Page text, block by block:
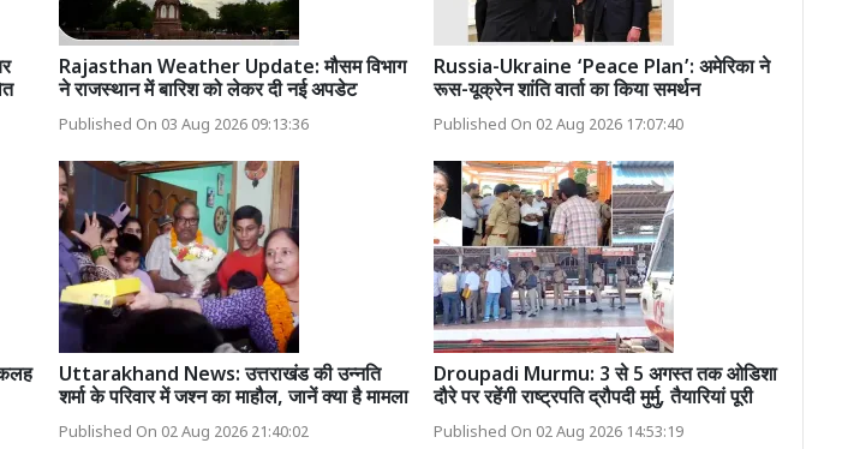
Rajasthan Weather Update: मौसम विभाग
ने राजस्थान में बारिश को लेकर दी नई अपडेट
Published On 03 Aug 2026 09:13:36
Russia-Ukraine ‘Peace Plan’: अमेरिका ने
रूस-यूक्रेन शांति वार्ता का किया समर्थन
Published On 02 Aug 2026 17:07:40
Uttarakhand News: उत्तराखंड की उन्नति
शर्मा के परिवार में जश्न का माहौल, जानें क्या है मामला
Published On 02 Aug 2026 21:40:02
Droupadi Murmu: 3 से 5 अगस्त तक ओडिशा
दौरे पर रहेंगी राष्ट्रपति द्रौपदी मुर्मु, तैयारियां पूरी
Published On 02 Aug 2026 14:53:19